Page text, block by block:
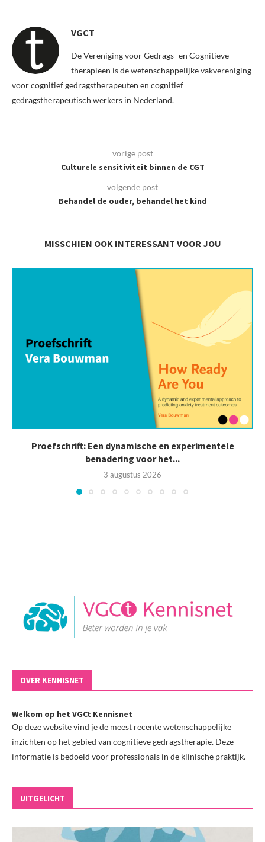
VGCT
De Vereniging voor Gedrags- en Cognitieve
therapieën is de wetenschappelijke vakvereniging
voor cognitief gedragstherapeuten en cognitief
gedragstherapeutisch werkers in Nederland.
vorige post
Culturele sensitiviteit binnen de CGT
volgende post
Behandel de ouder, behandel het kind
MISSCHIEN OOK INTERESSANT VOOR JOU
Proefschrift: Een dynamische en experimentele
benadering voor het...
3 augustus 2026
OVER KENNISNET
Welkom op het VGCt Kennisnet
Op deze website vind je de meest recente wetenschappelijke
inzichten op het gebied van cognitieve gedragstherapie. Deze
informatie is bedoeld voor professionals in de klinische praktijk.
UITGELICHT